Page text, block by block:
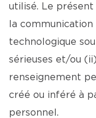
utilisé. Le
la
technologique
sérieuses et/ou
renseignement
créé ou inféré à
personnel.